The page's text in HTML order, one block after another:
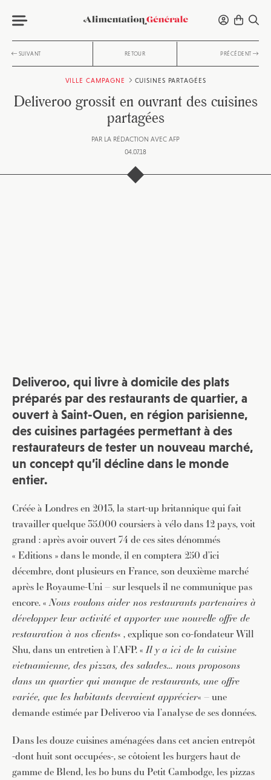
SUIVANT RETOUR PRÉCÉDENT
VILLE CAMPAGNE CUISINES PARTAGÉES
Deliveroo grossit en ouvrant des cuisines
partagées
PAR LA RÉDACTION AVEC AFP
04.07.18
Deliveroo, qui livre à domicile des plats
préparés par des restaurants de quartier, a
ouvert à Saint-Ouen, en région parisienne,
des cuisines partagées permettant à des
restaurateurs de tester un nouveau marché,
un concept qu’il décline dans le monde
entier.
Créée à Londres en 2013, la start-up britannique qui fait
travailler quelque 35.000 coursiers à vélo dans 12 pays, voit
grand : après avoir ouvert 74 de ces sites dénommés
« Editions » dans le monde, il en comptera 250 d’ici
décembre, dont plusieurs en France, son deuxième marché
après le Royaume-Uni – sur lesquels il ne communique pas
encore. «Nous voulons aider nos restaurants partenaires à
développer leur activité et apporter une nouvelle offre de
restauration à nos clients« , explique son co-fondateur Will
Shu, dans un entretien à l’AFP. «Il y a ici de la cuisine
vietnamienne, des pizzas, des salades… nous proposons
dans un quartier qui manque de restaurants, une offre
variée, que les habitants devraient apprécier« – une
demande estimée par Deliveroo via l’analyse de ses données.
Dans les douze cuisines aménagées dans cet ancien entrepôt
-dont huit sont occupées-, se côtoient les burgers haut de
gamme de Blend, les bo buns du Petit Cambodge, les pizzas